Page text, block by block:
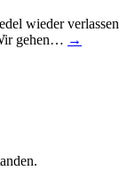
wieder verlassen
gehen… →